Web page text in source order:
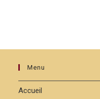
Menu
Accueil